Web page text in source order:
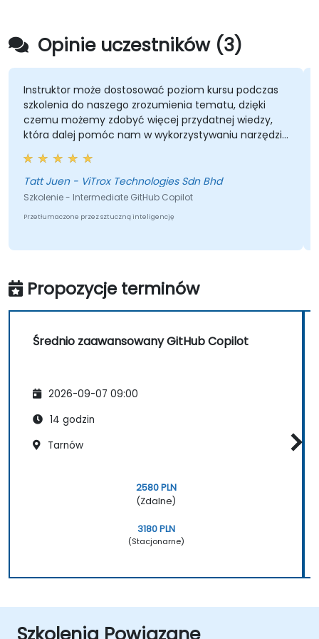
Opinie uczestników (3)
Instruktor może dostosować poziom kursu podczas
szkolenia do naszego zrozumienia tematu, dzięki
czemu możemy zdobyć więcej przydatnej wiedzy,
która dalej pomóc nam w wykorzystywaniu narzędzi
w codziennej pracy.
Tatt Juen - ViTrox Technologies Sdn Bhd
Szkolenie - Intermediate GitHub Copilot
Przetłumaczone przez sztuczną inteligencję
Propozycje terminów
Średnio zaawansowany GitHub Copilot
2026-09-07 09:00
14 godzin
Tarnów
2580 PLN
(Zdalne)
3180 PLN
(Stacjonarne)